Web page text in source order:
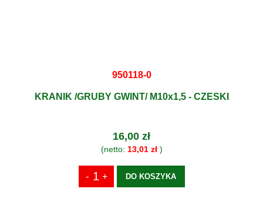
950118-0
KRANIK /GRUBY GWINT/ M10x1,5 - CZESKI
16,00 zł
(netto: 13,01 zł)
DO KOSZYKA